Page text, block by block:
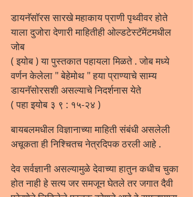
डायनॅसॉरस सारखे महाकाय प्राणी पृथ्वीवर होते
याला दुजोरा देणारी माहितीही ओल्डटेस्टॅमेंटमधील
जोब
( इयोब ) या पुस्तकात पहायला मिळते . जोब मध्ये
वर्णन केलेला " बेहेमोथ " हया प्राण्याचे साम्य
डायनॅसोरसशी असल्याचे निदर्शनास येते
( पहा इयोब ३ ९ : १५-२४ )
बायबलमधील विज्ञानाच्या माहिती संबंधी असलेली
अचूकता ही निश्चितच नेत्रदिपक ठरली आहे .
देव सर्वज्ञानी असल्यामुळे देवाच्या हातुन कधीच चुका
होत नाही हे सत्य जर समजून घेतले तर जगात दैवी